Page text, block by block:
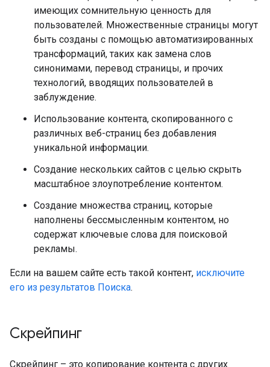
имеющих сомнительную ценность для
пользователей. Множественные страницы могут
быть созданы с помощью автоматизированных
трансформаций, таких как замена слов
синонимами, перевод страницы, и прочих
технологий, вводящих пользователей в
заблуждение.
Использование контента, скопированного с
различных веб-страниц без добавления
уникальной информации.
Создание нескольких сайтов с целью скрыть
масштабное злоупотребление контентом.
Создание множества страниц, которые
наполнены бессмысленным контентом, но
содержат ключевые слова для поисковой
рекламы.
Если на вашем сайте есть такой контент, исключите
его из результатов Поиска.
Скрейпинг
Скрейпинг – это копирование контента с других